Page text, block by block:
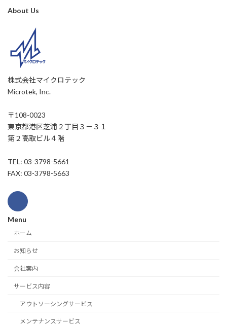
About Us
株式会社マイクロテック
Microtek, Inc.
〒108-0023
東京都港区芝浦２丁目３－３１
第２高取ビル４階
TEL: 03-3798-5661
FAX: 03-3798-5663
Menu
ホーム
お知らせ
会社案内
サービス内容
アウトソーシングサービス
メンテナンスサービス